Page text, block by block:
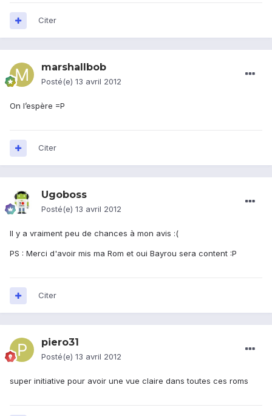
Citer
marshallbob
Posté(e) 13 avril 2012
On l’espère =P
Citer
Ugoboss
Posté(e) 13 avril 2012
Il y a vraiment peu de chances à mon avis :(
PS : Merci d'avoir mis ma Rom et oui Bayrou sera content :P
Citer
piero31
Posté(e) 13 avril 2012
super initiative pour avoir une vue claire dans toutes ces roms